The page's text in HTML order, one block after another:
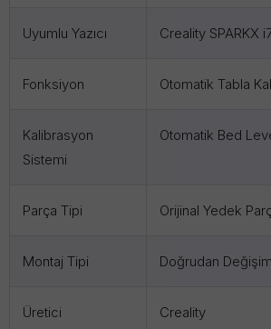
Uyumlu Yazıcı Creality SPARKX
Fonksiyon Otomatik Tabla
Kalibrasyon
Sistemi
Otomatik Bed
Parça Tipi Orijinal Yedek
Montaj Tipi Doğrudan Değişim
Üretici Creality